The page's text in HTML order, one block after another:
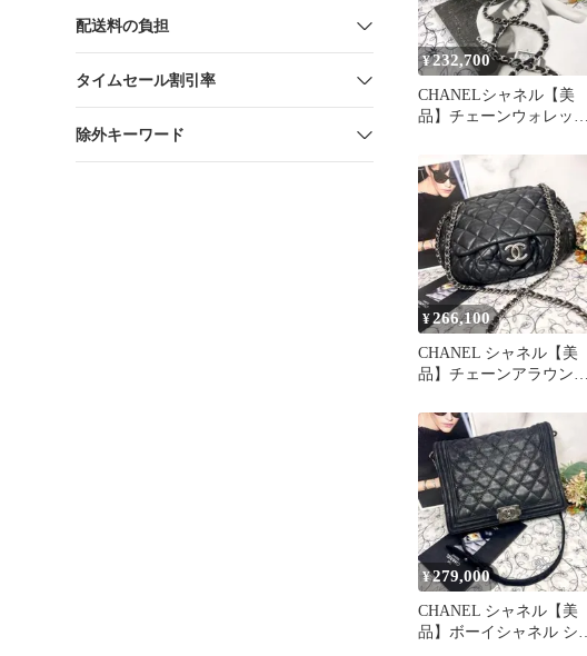
配送料の負担
タイムセール割引率
除外キーワード
¥232,700
CHANELシャネル【美
品】チェーンウォレット
ッグ
¥266,100
CHANEL シャネル【美
品】チェーンアラウンド
セ 黒
¥279,000
CHANEL シャネル【美
品】ボーイシャネル ショ